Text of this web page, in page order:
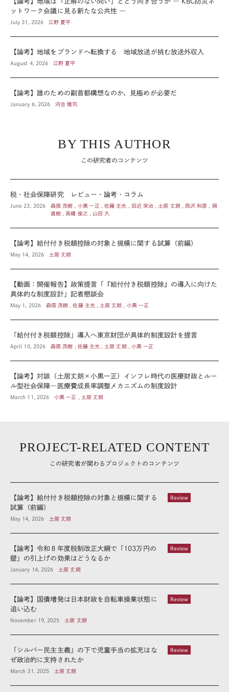
【論考】地域は「正解のない問い」とどう向き合うか ― KBC防災ネ
ットワーク会議に見る新たな公共性 ―
July 31, 2026 江野 夏平
【論考】地域をブランドへ転換する 地域放送が挑む放送外収入
August 4, 2026 江野 夏平
【論考】誰のための副首都構想なのか、見極めが必要だ
January 6, 2026 河合 雅司
BY THIS AUTHOR
この研究者のコンテンツ
税・社会保障研究 レビュー・論考・コラム
June 23, 2026
森信 茂樹 , 小黒 一正 , 佐藤 主光 , 田近 栄治 , 土居 丈朗 , 西沢 和彦 , 岡
直樹 , 高橋 俊之 , 山田 久
【論考】給付付き税額控除の対象と規模に関する試算（前編）
May 14, 2026 土居 丈朗
【動画：開催報告】政策提言「『給付付き税額控除』の導入に向けた
具体的な制度設計」記者懇談会
May 1, 2026 森信 茂樹 , 佐藤 主光 , 土居 丈朗 , 小黒 一正
「給付付き税額控除」導入へ東京財団が具体的制度設計を提言
April 10, 2026 森信 茂樹 , 佐藤 主光 , 土居 丈朗 , 小黒 一正
【論考】対談（土居丈朗×小黒一正）インフレ時代の医療財政とルー
ル型社会保障―医療費成長率調整メカニズムの制度設計
March 11, 2026 小黒 一正 , 土居 丈朗
PROJECT-RELATED CONTENT
この研究者が関わるプロジェクトのコンテンツ
Review
【論考】給付付き税額控除の対象と規模に関する
試算（前編）
May 14, 2026 土居 丈朗
Review
【論考】令和８年度税制改正大綱で「103万円の
壁」の引上げの効果はどうなるか
January 14, 2026 土居 丈朗
Review
【論考】国債増発は日本財政を自転車操業状態に
追い込む
November 19, 2025 土居 丈朗
Review
「シルバー民主主義」の下で児童手当の拡充はな
ぜ政治的に支持されたか
March 31, 2025 土居 丈朗